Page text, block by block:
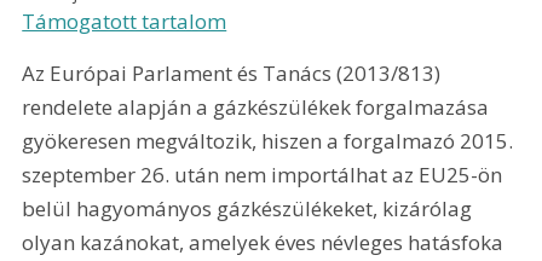
Támogatott tartalom
Az Európai Parlament és Tanács (2013/813)
rendelete alapján a gázkészülékek forgalmazása
gyökeresen megváltozik, hiszen a forgalmazó 2015.
szeptember 26. után nem importálhat az EU25-ön
belül hagyományos gázkészülékeket, kizárólag
olyan kazánokat, amelyek éves névleges hatásfoka